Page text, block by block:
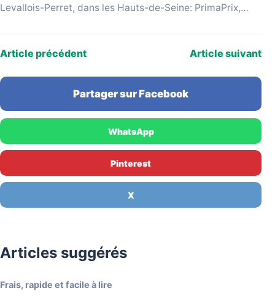
Levallois-Perret, dans les Hauts-de-Seine: PrimaPrix,
chic», attire une…
Article précédent Article suivant
Partager sur Facebook
WhatsApp
Pinterest
X
Articles suggérés
Frais, rapide et facile à lire